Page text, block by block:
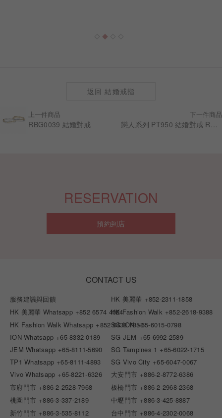
上一件商品
RBG0039 結婚對戒
下一件商品
返回 結婚戒指
RESERVATION
預約到店
CONTACT US
服務建議與回饋 HK 美麗華 +852-2311-1858
HK 美麗華 Whatsapp +852 6574 4024HK Fashion Walk +852-2618-9388
HK Fashion Walk Whatsapp +852 6438 7853
SG ION +65-6015-0798
ION Whatsapp +65-8332-0189 SG JEM +65-6992-2589
JEM Whatsapp +65-8111-5690 SG Tampines 1 +65-6022-1715
TP1 Whatsapp +65-8111-4893 SG Vivo City +65-6047-0067
Vivo Whatsapp +65-8221-6326 大安門市 +886-2-8772-6386
市府門市 +886-2-2528-7968 板橋門市 +886-2-2968-2368
桃園門市 +886-3-337-2189 中壢門市 +886-3-425-8887
新竹門市 +886-3-535-8112 台中門市 +886-4-2302-0068